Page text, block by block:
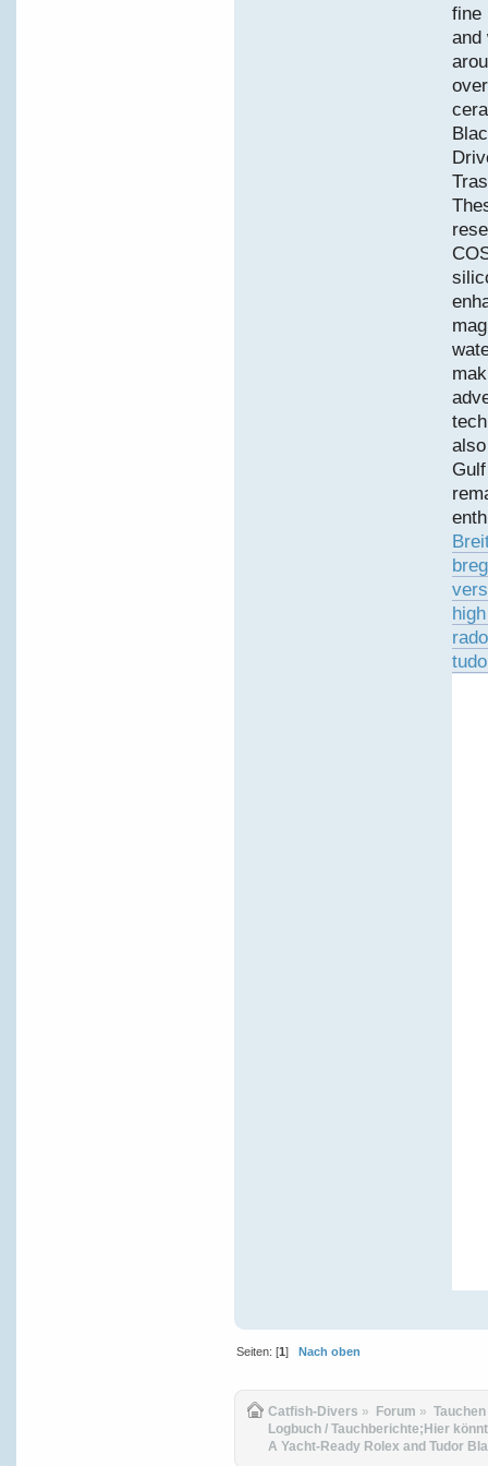
fine
and
Seiten: [1] Nach oben
Catfish-Divers » Forum » Tauchen
Logbuch / Tauchberichte;Hier
A Yacht-Ready Rolex and Tudor